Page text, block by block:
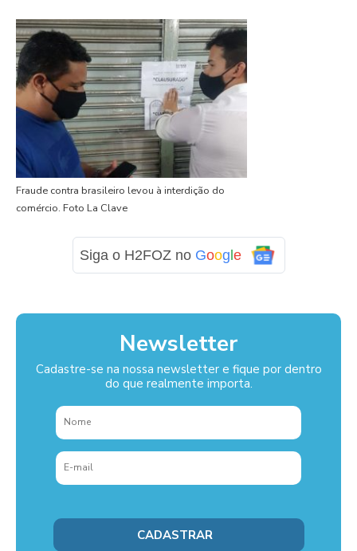
Fraude contra brasileiro levou à interdição do
comércio. Foto La Clave
Siga o H2FOZ no Goog e
Newsletter
Cadastre-se na nossa newsletter e fique por dentro
do que realmente importa.